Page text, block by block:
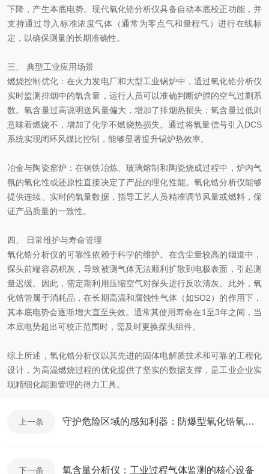
下降，产生本底电势。现代氧化锆分析仪具备自动本底校正功能，并
支持通过导入标准浓度气体（通常为零点气和量程气）进行在线标
定，以确保测量的长期准确性。
三、 典型工业应用场景
燃烧控制优化：在火力发电厂和大型工业锅炉中，通过氧化锆分析仪
实时监测排烟中的氧含量，运行人员可以准确判断炉膛的空气过剩系
数。氧含量过高说明送风量偏大，增加了排烟热损失；氧含量过低则
意味着燃烧不，增加了化学不燃烧热损失。通过将氧量信号引入DCS
系统实现闭环风煤比控制，能够显著提升锅炉热效率。
冶金与陶瓷窑炉：在钢铁冶炼、玻璃熔制和陶瓷烧成过程中，炉内气
氛的氧化性或还原性直接决定了产品的理化性能。氧化锆分析仪能够
提供连续、实时的氧量数据，指导工艺人员精准调节风量或燃料，保
证产品质量的一致性。
四、 日常维护与寿命管理
氧化锆分析仪的可靠性依赖于科学的维护。在含尘量较高的烟道中，
探头前端容易积灰，导致被测气体无法顺利扩散到电极表面，引起测
量迟缓。因此，需定期利用压缩空气对探头进行反吹清灰。此外，氧
化锆管属于消耗品，在长期高温和腐蚀性气体（如SO2）的作用下，
其本底电势会逐渐增大直至失效。通常其使用寿命在1至3年之间，当
本底电势超出可校正范围时，需及时更换探头组件。
综上所述，氧化锆分析仪以其先进的固体电解质技术和可靠的工程化
设计，为高温燃烧过程的优化提供了坚实的数据支撑，是工业企业实
现精细化能源管理的得力工具。
上一条 守护危险区域的感知利器：防爆型氧化锆氧分析仪的设计逻辑与应用解析
下一条 氧含量分析仪：工业过程气体监测的核心设备